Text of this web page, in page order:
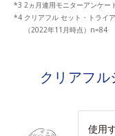
2ヵ月連用モニターアンケー
クリアフル セット・トライ
（2022年11月時点）n=84
クリアフ
使用